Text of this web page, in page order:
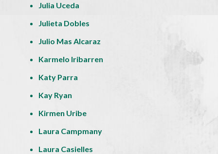
Julia Uceda
Julieta Dobles
Julio Mas Alcaraz
Karmelo Iribarren
Katy Parra
Kay Ryan
Kirmen Uribe
Laura Campmany
Laura Casielles